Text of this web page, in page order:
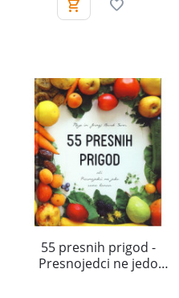
55 presnih prigod -
Presnojedci ne jedo